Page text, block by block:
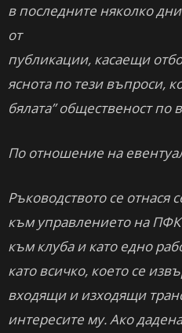
в последните няколко
от
публикации, касаещи
яснота по тези въпроси,
бялата” общественост по
По отношение на
Ръководството се отнася
към управлението на
към клуба и като едно
като всичко, което се
входящи и изходящи
интересите му. Ако